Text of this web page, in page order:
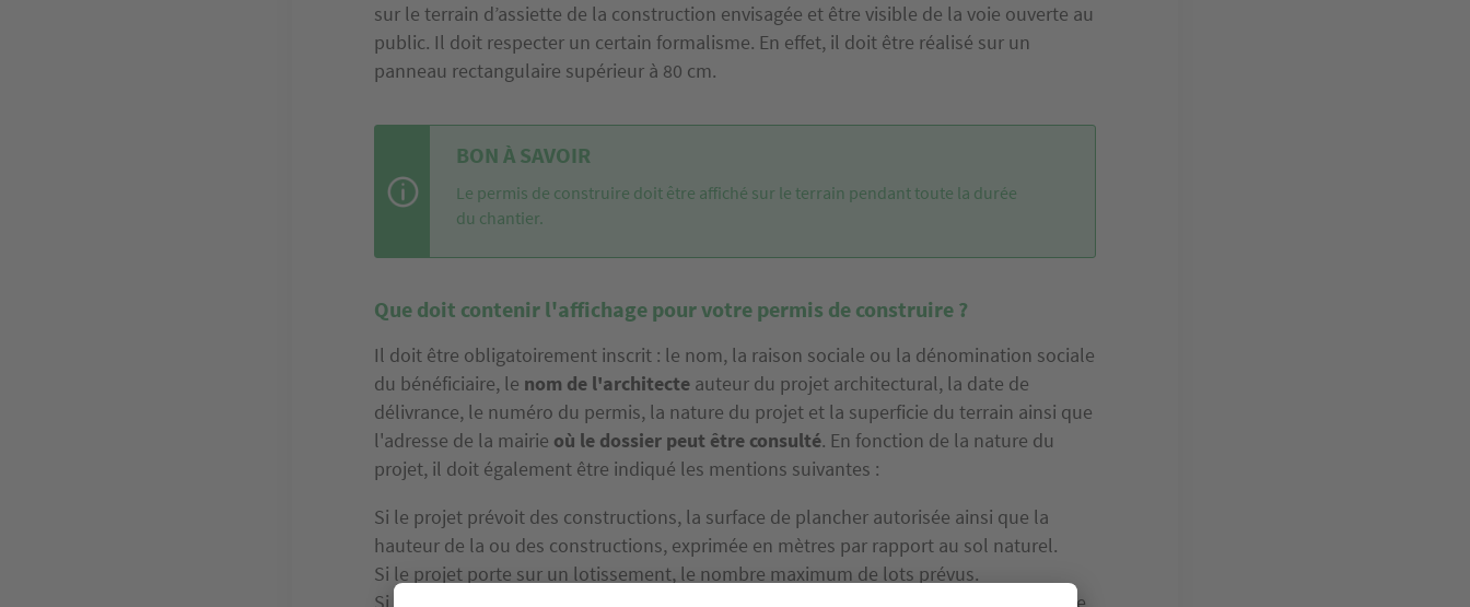
sur le terrain d’assiette de la construction envisagée et être visible de la voie ouverte au
public. Il doit respecter un certain formalisme. En effet, il doit être réalisé sur un
panneau rectangulaire supérieur à 80 cm.
BON À SAVOIR
Le permis de construire doit être affiché sur le terrain pendant toute la durée
du chantier.
Que doit contenir l'affichage pour votre permis de construire ?
Il doit être obligatoirement inscrit : le nom, la raison sociale ou la dénomination sociale
du bénéficiaire, le nom de l'architecte auteur du projet architectural, la date de
délivrance, le numéro du permis, la nature du projet et la superficie du terrain ainsi que
l'adresse de la mairie où le dossier peut être consulté. En fonction de la nature du
projet, il doit également être indiqué les mentions suivantes :
Si le projet prévoit des constructions, la surface de plancher autorisée ainsi que la
hauteur de la ou des constructions, exprimée en mètres par rapport au sol naturel.
Si le projet porte sur un lotissement, le nombre maximum de lots prévus.